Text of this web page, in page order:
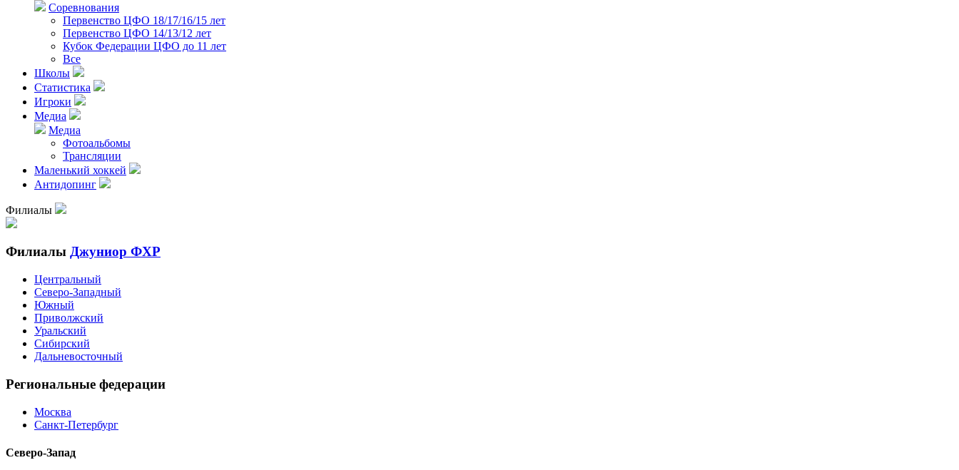
Соревнования
Первенство ЦФО 18/17/16/15 лет
Первенство ЦФО 14/13/12 лет
Кубок Федерации ЦФО до 11 лет
Все
Школы
Статистика
Игроки
Медиа
Медиа
Фотоальбомы
Трансляции
Маленький хоккей
Антидопинг
Филиалы
Филиалы Джуниор ФХР
Центральный
Северо-Западный
Южный
Приволжский
Уральский
Сибирский
Дальневосточный
Региональные федерации
Москва
Санкт-Петербург
Северо-Запад